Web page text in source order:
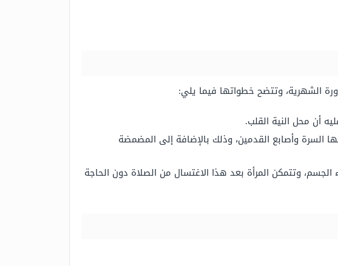
الشهرية، وتتضح خطواتها فيما يلي:
أن محل النية القلب.
السرة وأصابع القدمين، وذلك بالإضافة إلى المضمضة
وتتمكن المرأة بعد هذا الاغتسال من الصلاة دون الحاجة